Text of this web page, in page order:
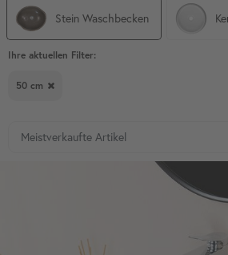
Stein Waschbecken
Ihre aktuellen Filter:
50 cm